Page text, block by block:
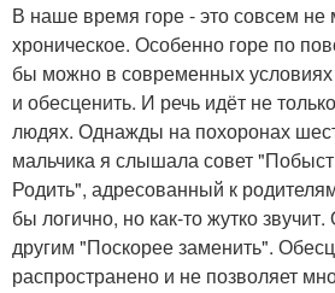
В наше время горе - это совсем не
хроническое. Особенно горе по
бы можно в современных условиях
и обесценить. И речь идёт не
людях. Однажды на похоронах
мальчика я слышала совет
Родить", адресованный к
бы логично, но как-то жутко
другим "Поскорее заменить".
распространено и не позволяет